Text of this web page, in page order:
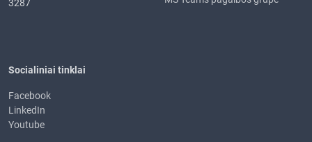
3287
Socialiniai tinklai
Facebook
LinkedIn
Youtube